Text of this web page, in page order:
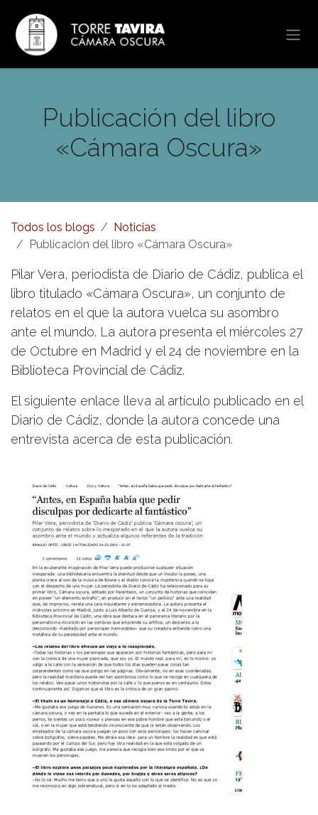
Publicación del libro
«Cámara Oscura»
Todos los blogs
Noticias
Publicación del libro «Cámara Oscura»
Pilar Vera, periodista de Diario de Cádiz, publica el
libro titulado «Cámara Oscura», un conjunto de
relatos en el que la autora vuelca su asombro
ante el mundo. La autora presenta el miércoles 27
de Octubre en Madrid y el 24 de noviembre en la
Biblioteca Provincial de Cádiz.
El siguiente enlace lleva al artículo publicado en el
Diario de Cádiz, donde la autora concede una
entrevista acerca de esta publicación.